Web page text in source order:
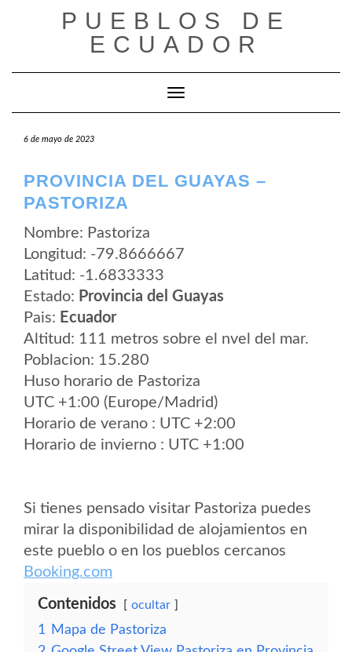
PUEBLOS DE
ECUADOR
Cambiar modo de navegación
6 de mayo de 2023
PROVINCIA DEL GUAYAS –
PASTORIZA
Nombre: Pastoriza
Longitud: -79.8666667
Latitud: -1.6833333
Estado: Provincia del Guayas
Pais: Ecuador
Altitud: 111 metros sobre el nvel del mar.
Poblacion: 15.280
Huso horario de Pastoriza
UTC +1:00 (Europe/Madrid)
Horario de verano : UTC +2:00
Horario de invierno : UTC +1:00
Si tienes pensado visitar Pastoriza puedes
mirar la disponibilidad de alojamientos en
este pueblo o en los pueblos cercanos
Booking.com
Contenidos ocultar
1
Mapa de Pastoriza